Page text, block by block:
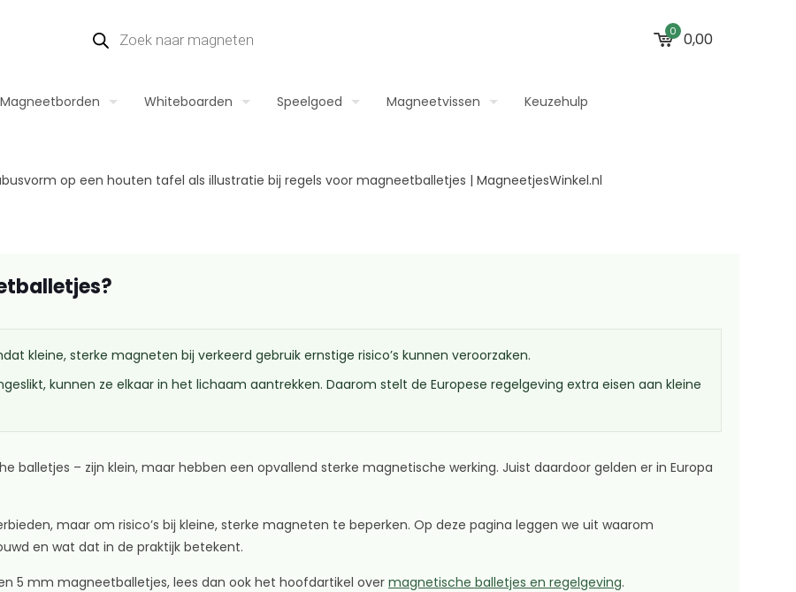
0 0,00
Magneetborden Whiteboarden Speelgoed Magneetvissen Keuzehulp
kleine, sterke magneten bij verkeerd gebruik ernstige risico’s kunnen veroorzaken.
kunnen ze elkaar in het lichaam aantrekken. Daarom stelt de Europese regelgeving extra eisen aan kleine
balletjes – zijn klein, maar hebben een opvallend sterke magnetische werking. Juist daardoor gelden er in Europa
maar om risico’s bij kleine, sterke magneten te beperken. Op deze pagina leggen we uit waarom
en wat dat in de praktijk betekent.
5 mm magneetballetjes, lees dan ook het hoofdartikel over magnetische balletjes en regelgeving.